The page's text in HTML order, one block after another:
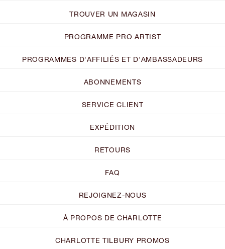
TROUVER UN MAGASIN
PROGRAMME PRO ARTIST
PROGRAMMES D'AFFILIÉS ET D'AMBASSADEURS
ABONNEMENTS
SERVICE CLIENT
EXPÉDITION
RETOURS
FAQ
REJOIGNEZ-NOUS
À PROPOS DE CHARLOTTE
CHARLOTTE TILBURY PROMOS